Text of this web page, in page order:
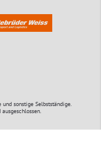
sonstige Selbstständige.